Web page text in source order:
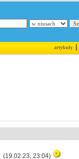
artykuły|
(19.02.23, 23:04)